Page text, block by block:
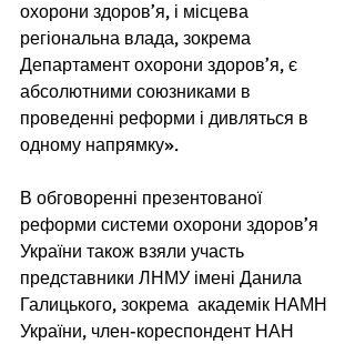
охорони здоров’я, і місцева
регіональна влада, зокрема
Департамент охорони здоров’я, є
абсолютними союзниками в
проведенні реформи і дивляться в
одному напрямку».
В обговоренні презентованої
реформи системи охорони здоров’я
України також взяли участь
представники ЛНМУ імені Данила
Галицького, зокрема  академік НАМН
України, член-кореспондент НАН